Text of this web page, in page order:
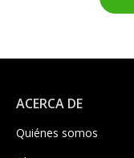
ACERCA DE
Quiénes somos